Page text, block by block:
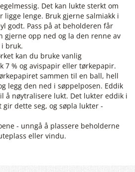
Det kan lukte sterkt om
ligge lenge. Bruk gjerne salmiakk i
godt. Pass på at beholderen får
gjerne opp ned og la den renne av
bruk.
kan du bruke vanlig
7 % og avispapir eller tørkepapir.
sammen til en ball, hell
legg den ned i søppelposen. Eddik
å nøytralisere lukt. Det lukter eddik i
dette seg, og søpla lukter -
- unngå å plassere beholderne
eller vindu.